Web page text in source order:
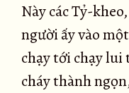
Này các Tỷ-
người ấy vào
chạy tới chạy lui
cháy thành